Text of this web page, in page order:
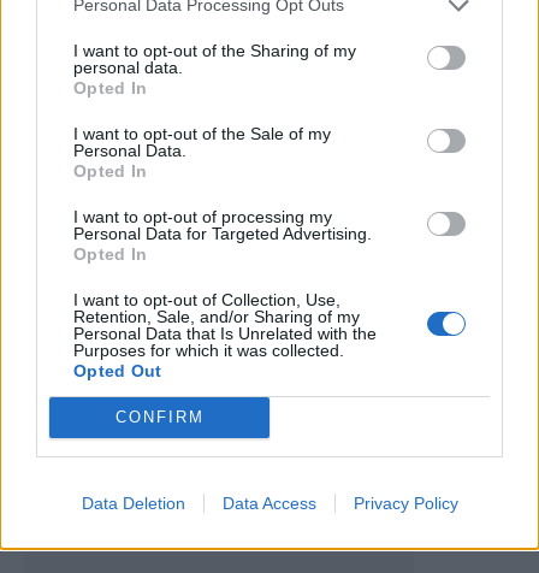
Personal Data Processing Opt Outs
I want to opt-out of the Sharing of my
personal data.
Opted In
I want to opt-out of the Sale of my
Personal Data.
Opted In
I want to opt-out of processing my
Personal Data for Targeted Advertising.
Opted In
I want to opt-out of Collection, Use,
Retention, Sale, and/or Sharing of my
Personal Data that Is Unrelated with the
Purposes for which it was collected.
Opted Out
CONFIRM
Data Deletion Data Access Privacy Policy
Vila Pouca de Aguiar recebeu reunião
da Comissão de Certificação dos...
16 de Julho, 2026